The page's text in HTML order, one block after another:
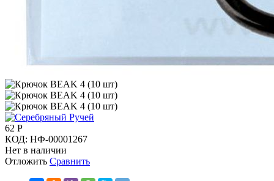
62 Р
КОД: НФ-00001267
Нет в наличии
Отложить Сравнить